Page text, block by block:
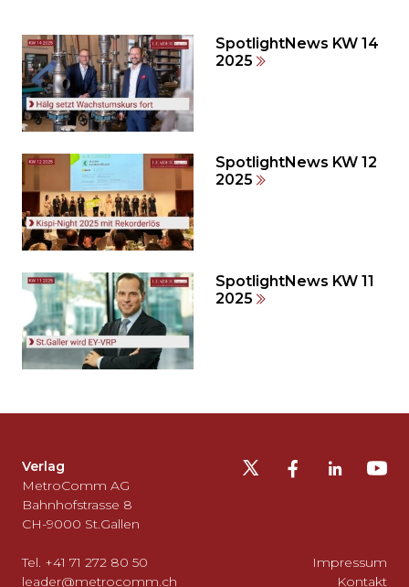
den
weiteren
Inhalt
auslassen
und
zum
Seitenende
springen?
SpotlightNews KW 14
2025
SpotlightNews KW 12
2025
SpotlightNews KW 11
2025
auslassen
und
zurück
zum
gehen?
Verlag
MetroComm AG
Bahnhofstrasse 8
CH-9000 St.Gallen
Tel. +41 71 272 80 50
leader@metrocomm.ch
Impressum
Kontakt